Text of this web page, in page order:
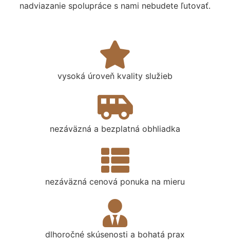
nadviazanie spolupráce s nami nebudete ľutovať.
vysoká úroveň kvality služieb
nezáväzná a bezplatná obhliadka
nezáväzná cenová ponuka na mieru
dlhoročné skúsenosti a bohatá prax